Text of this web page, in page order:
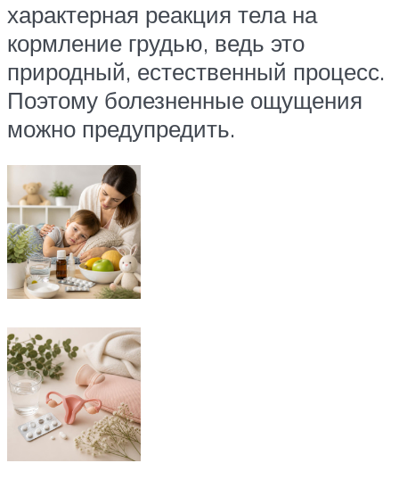
характерная реакция тела на
кормление грудью, ведь это
природный, естественный процесс.
Поэтому болезненные ощущения
можно предупредить.